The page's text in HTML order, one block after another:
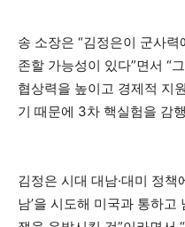
송 소장은 “김정은이 군사
존할 가능성이 있다”면서 “
협상력을 높이고 경제적 지
기 때문에 3차 핵실험을 감
김정은 시대 대남·대미 정책
남’을 시도해 미국과 통하